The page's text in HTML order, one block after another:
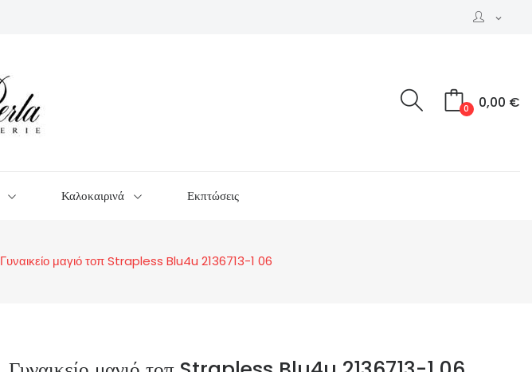
expand_more
0,00 €
0
Καλοκαιρινά Εκπτώσεις
Γυναικείο μαγιό τοπ Strapless Blu4u 2136713-1 06